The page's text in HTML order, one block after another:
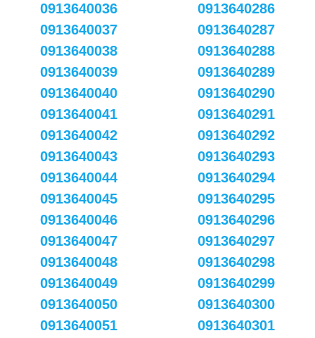
0913640036
0913640037
0913640038
0913640039
0913640040
0913640041
0913640042
0913640043
0913640044
0913640045
0913640046
0913640047
0913640048
0913640049
0913640050
0913640051
0913640286
0913640287
0913640288
0913640289
0913640290
0913640291
0913640292
0913640293
0913640294
0913640295
0913640296
0913640297
0913640298
0913640299
0913640300
0913640301